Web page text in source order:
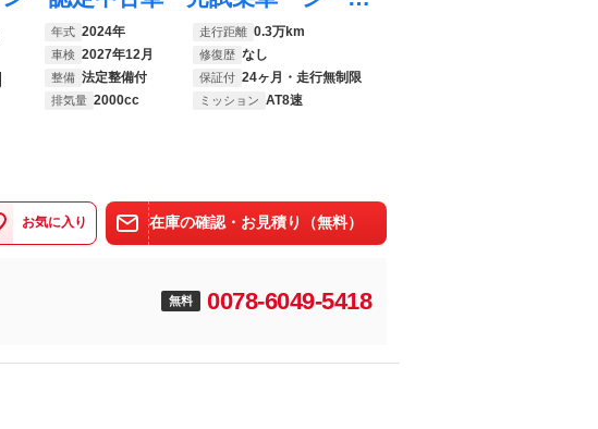
年式 2024年 走行距離 0.3万km
車検 2027年12月 修復歴 なし
整備 法定整備付 保証付 24ヶ月・走行無制限
排気量 2000cc ミッション AT8速
お気に入り 在庫の確認・お見積り（無料）
無料 0078-6049-5418